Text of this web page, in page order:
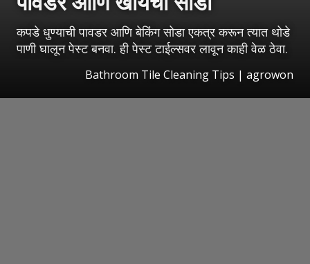
कपडे धुण्याची पावडर आणि बेकिंग सोडा एकत्र करून त्यात थोडे
पाणी घालून पेस्ट बनवा. ही पेस्ट टाईल्सवर लावून काही वेळ ठेवा.
Bathroom Tile Cleaning Tips | agrowon